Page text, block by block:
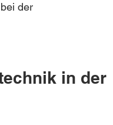
der
in der